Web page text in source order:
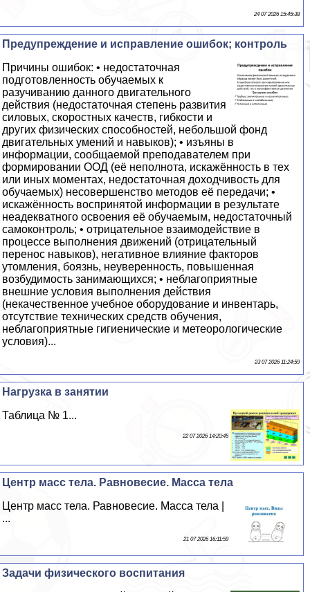
24 07 2026 15:45:38
Предупреждение и исправление ошибок; контроль
Причины ошибок: • недостаточная
подготовленность обучаемых к
разучиванию данного двигательного
действия (недостаточная степень развития
силовых, скоростных качеств, гибкости и
других физических способностей, небольшой фонд
двигательных умений и навыков); • изъяны в
информации, сообщаемой преподавателем при
формировании ООД (её неполнота, искажённость в тех
или иных моментах, недостаточная доходчивость для
обучаемых) несовершенство методов её передачи; •
искажённость воспринятой информации в результате
неадекватного освоения её обучаемым, недостаточный
самоконтроль; • отрицательное взаимодействие в
процессе выполнения движений (отрицательный
перенос навыков), негативное влияние факторов
утомления, боязнь, неуверенность, повышенная
возбудимость занимающихся; • нeблагоприятные
внешние условия выполнения действия
(некачественное учебное оборудование и инвентарь,
отсутствие технических средств обучения,
нeблагоприятные гигиенические и метеорологические
условия)...
23 07 2026 11:24:59
Нагрузка в занятии
Таблица № 1...
22 07 2026 14:20:45
Центр масс тела. Равновесие. Масса тела
Центр масс тела. Равновесие. Масса тела |
...
21 07 2026 16:11:59
Задачи физического воспитания